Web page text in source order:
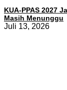
KUA-PPAS 2027
Masih Menunggu
Juli 13, 2026